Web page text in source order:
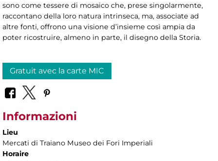
sono come tessere di mosaico che, prese singolarmente,
raccontano della loro natura intrinseca, ma, associate ad
altre fonti, offrono una visione d’insieme così ampia da
poter ricostruire, almeno in parte, il disegno della Storia.
Gratuit avec la carte MIC
Informazioni
Lieu
Mercati di Traiano Museo dei Fori Imperiali
Horaire